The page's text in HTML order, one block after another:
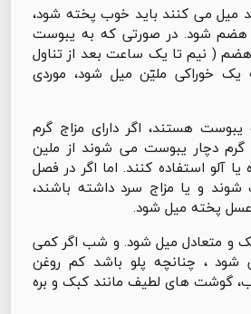
میل می کنند باید خوب پخته شود،
شود. در صورتی که به یبوست
( نیم تا یک ساعت بعد از تناول
خوراکی ملیّن میل شود، موردی
یبوست هستند، اگر دارای مزاج گرم
دچار یبوست می شوند از ملین
یا آلو استفاده کنند. اما اگر در فصل
و یا مزاج سرد داشته باشند،
پخته میل شود.
و متعادل میل شود. و شب اگر کمی
شود ، چنانچه پلو باشد کم روغن
گوشت های لطیف مانند کبک و بره